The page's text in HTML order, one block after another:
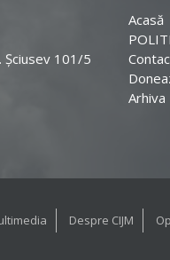
Șciusev 101/5
Acasă
Arhiva
Despre CIJM